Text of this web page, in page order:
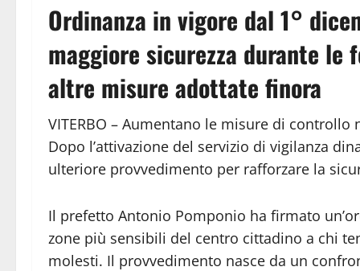
Ordinanza in vigore dal 1°
maggiore sicurezza durante
altre misure adottate finora
VITERBO – Aumentano le misure di
Dopo l’attivazione del servizio di vigilanza
ulteriore provvedimento per rafforzare la
Il prefetto Antonio Pomponio ha firmato
zone più sensibili del centro cittadino a chi
molesti. Il provvedimento nasce da un